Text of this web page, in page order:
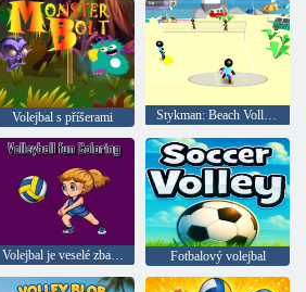
Volejbal s příšerami Stykman: Beach Volleyball
Volejbal je veselé zbarvení Fotbalový volejbal